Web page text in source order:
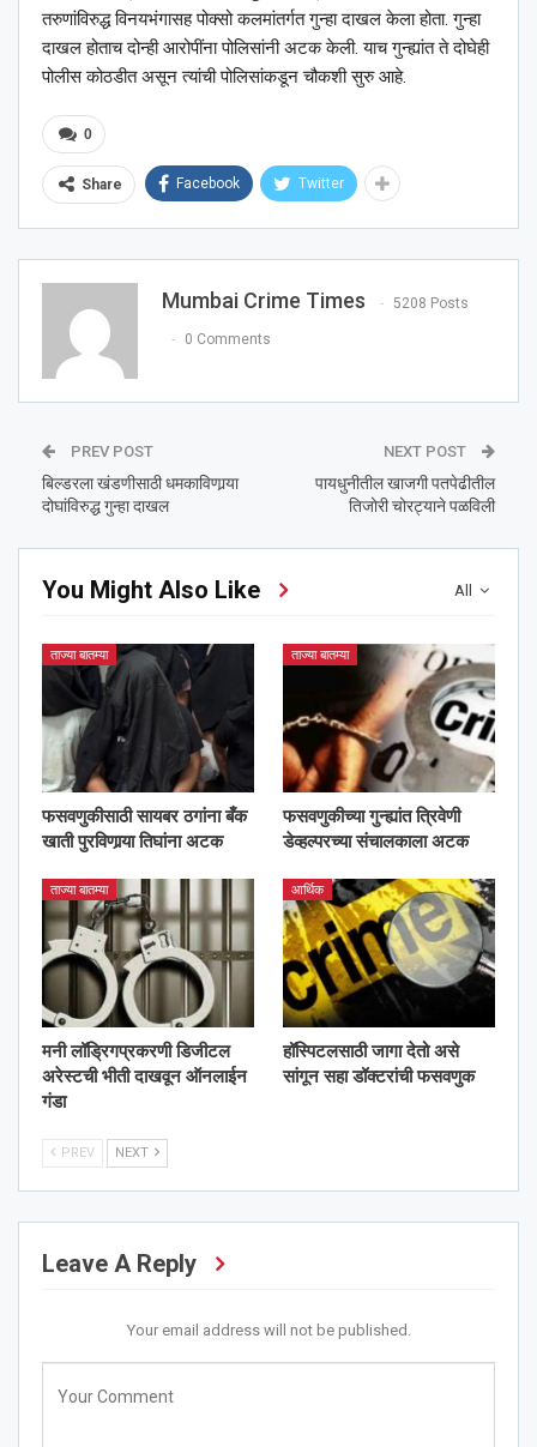
तरुणांविरुद्ध विनयभंगासह पोक्सो कलमांतर्गत गुन्हा दाखल केला होता. गुन्हा
दाखल होताच दोन्ही आरोपींना पोलिसांनी अटक केली. याच गुन्ह्यांत ते दोघेही
पोलीस कोठडीत असून त्यांची पोलिसांकडून चौकशी सुरु आहे.
0
Share Facebook Twitter
Mumbai Crime Times 5208 Posts
0 Comments
PREV POST
बिल्डरला खंडणीसाठी धमकाविणार्‍या
दोघांविरुद्ध गुन्हा दाखल
NEXT POST
पायधुनीतील खाजगी पतपेढीतील
तिजोरी चोरट्याने पळविली
All
You Might Also Like
ताज्या बातम्या
फसवणुकीसाठी सायबर ठगांना बँक
खाती पुरविणार्‍या तिघांना अटक
ताज्या बातम्या
फसवणुकीच्या गुन्ह्यांत त्रिवेणी
डेव्हल्परच्या संचालकाला अटक
ताज्या बातम्या
मनी लॉड्रिगप्रकरणी डिजीटल
अरेस्टची भीती दाखवून ऑनलाईन
गंडा
आर्थिक
हॉस्पिटलसाठी जागा देतो असे
सांगून सहा डॉक्टरांची फसवणुक
PREV NEXT
Leave A Reply
Your email address will not be published.